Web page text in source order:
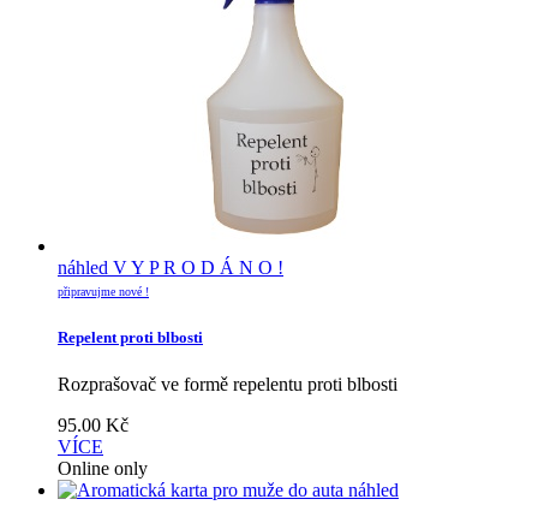
náhled V Y P R O D Á N O !
připravujme nové !
Repelent proti blbosti
Rozprašovač ve formě repelentu proti blbosti
95.00 Kč
VÍCE
Online only
náhled